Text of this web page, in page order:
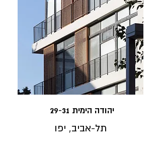
29-31 יהודה הימית
תל-אביב, יפו